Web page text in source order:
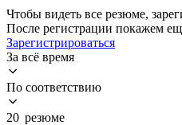
Чтобы видеть все резюме,
После регистрации покажем
Зарегистрироваться
За всё время
По соответствию
20 резюме